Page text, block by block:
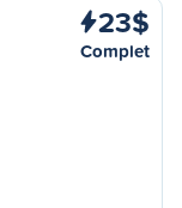
23$
Complet